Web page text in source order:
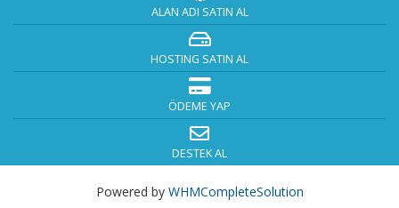
ALAN ADI SATIN AL
HOSTING SATIN AL
ÖDEME YAP
DESTEK AL
Powered by WHMCompleteSolution